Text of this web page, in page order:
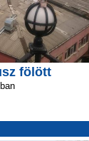
fölött